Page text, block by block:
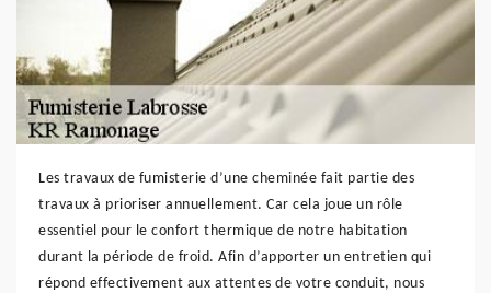
Les travaux de fumisterie d’une cheminée fait partie des
travaux à prioriser annuellement. Car cela joue un rôle
essentiel pour le confort thermique de notre habitation
durant la période de froid. Afin d’apporter un entretien qui
répond effectivement aux attentes de votre conduit, nous